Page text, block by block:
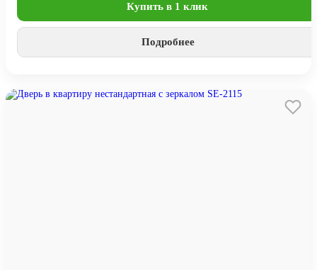
Купить в 1 клик
Подробнее